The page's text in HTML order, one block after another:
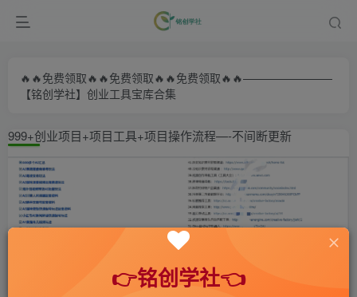
🔥🔥免费领取🔥🔥免费领取🔥🔥免费领取🔥🔥————————
【铭创学社】创业工具宝库合集
999+创业项目+项目工具+项目操作流程—-不间断更新
👉铭创学社👈